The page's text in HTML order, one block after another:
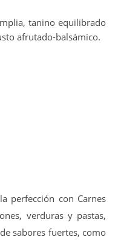
tanino equilibrado
afrutado-balsámico.
perfección con Carnes
verduras y pastas,
sabores fuertes, como